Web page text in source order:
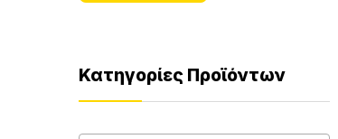
Κατηγορίες Προϊόντων